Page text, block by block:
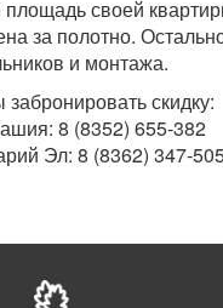
своей
за полотно.
и монтажа.
скидку:
8 (8352) 655-382
Эл: 8 (8362) 347-